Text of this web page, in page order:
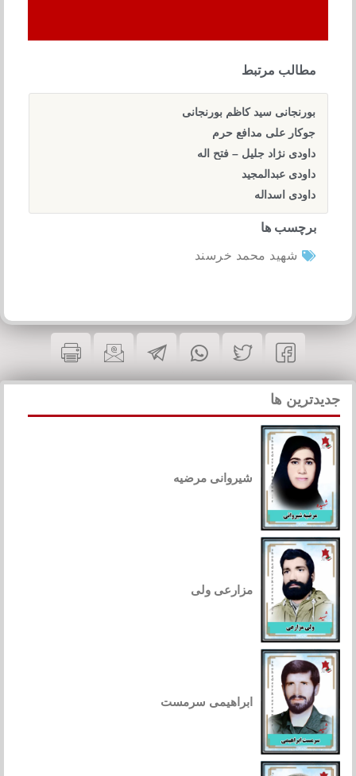
مطالب مرتبط
بورنجانی سید کاظم بورنجانی
جوکار علی مدافع حرم
داودی نژاد جلیل – فتح اله
داودی عبدالمجید
داودی اسداله
برچسب ها
شهید محمد خرسند
جدیدترین ها
شیروانی مرضیه
مزارعی ولی
ابراهیمی سرمست